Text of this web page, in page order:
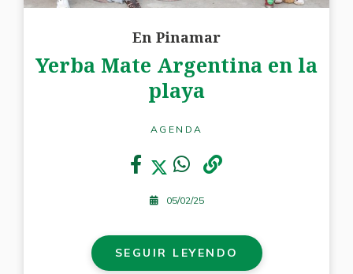
En Pinamar
Yerba Mate Argentina en la
playa
AGENDA
05/02/25
SEGUIR LEYENDO